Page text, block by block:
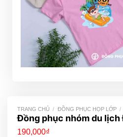
TRANG CHỦ / ĐỒNG PHỤC HỌP LỚP /
Đồng phục nhóm du lịch
190,000₫